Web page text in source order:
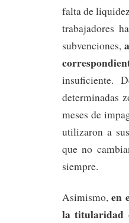
falta de
trabajadores
subvenciones,
insuficiente.
determinadas
meses de
utilizaron a
que no
siempre.
Asimismo,en
la titularidad